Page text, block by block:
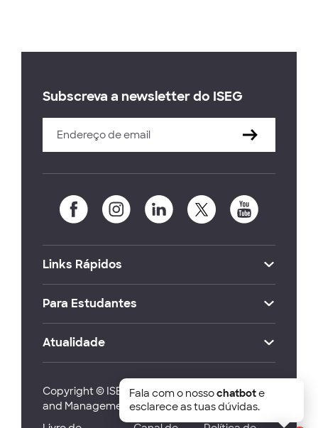
Subscreva a newsletter do ISEG
Links Rápidos
Para Estudantes
Atualidade
Copyright © ISEG Lisbon School of Economics
and Management 2026
Fala com o nossochatbote
esclarece as tuas dúvidas.